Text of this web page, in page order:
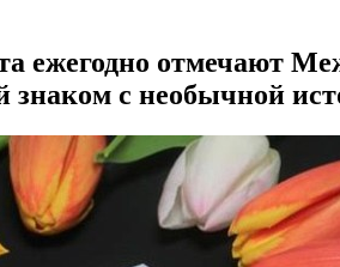
ежегодно отмечают
с необычной